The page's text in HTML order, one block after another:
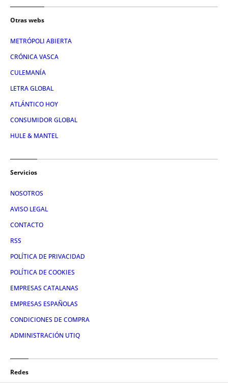
Otras webs
METRÓPOLI ABIERTA
CRÓNICA VASCA
CULEMANÍA
LETRA GLOBAL
ATLÁNTICO HOY
CONSUMIDOR GLOBAL
HULE & MANTEL
Servicios
NOSOTROS
AVISO LEGAL
CONTACTO
RSS
POLÍTICA DE PRIVACIDAD
POLÍTICA DE COOKIES
EMPRESAS CATALANAS
EMPRESAS ESPAÑOLAS
CONDICIONES DE COMPRA
ADMINISTRACIÓN UTIQ
Redes